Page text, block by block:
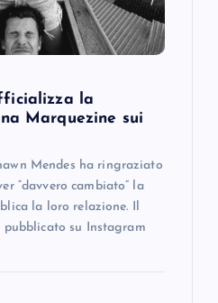
la
Marquezine sui
Mendes ha ringraziato
“davvero cambiato” la
la loro relazione. Il
su Instagram